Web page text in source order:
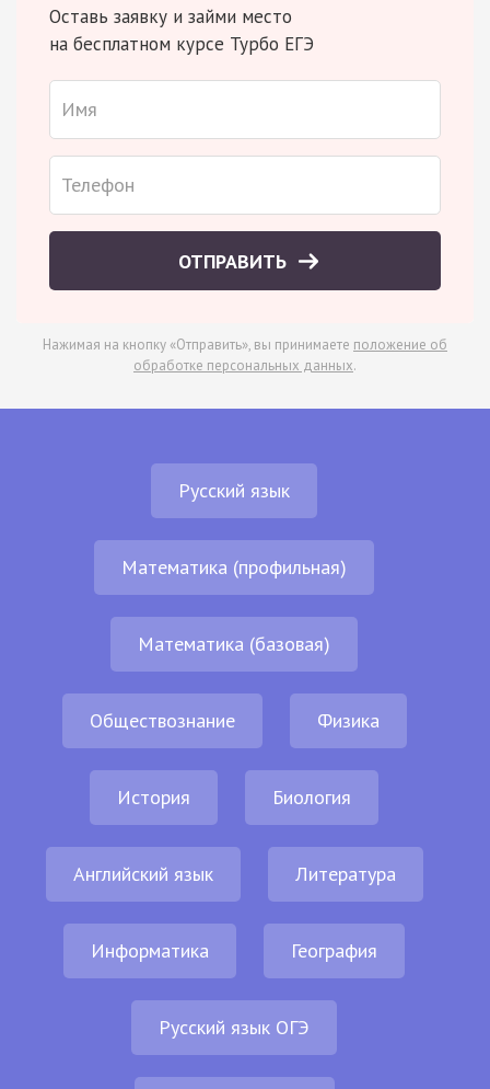
Оставь заявку и займи место
на бесплатном курсе Турбо ЕГЭ
ОТПРАВИТЬ
Нажимая на кнопку «Отправить», вы принимаете положение об
обработке персональных данных.
Русский язык
Математика (профильная)
Математика (базовая)
Обществознание Физика
История Биология
Английский язык Литература
Информатика География
Русский язык ОГЭ